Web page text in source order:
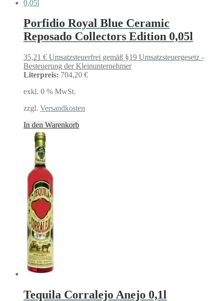
Porfidio Royal Blue Ceramic
Reposado Collectors Edition 0,05l
35,21 € Umsatzsteuerfrei gemäß §19 Umsatzsteuergesetz -
Besteuerung der Kleinunternehmer
Literpreis: 704,20 €
exkl. 0 % MwSt.
zzgl. Versandkosten
In den Warenkorb
Tequila Corralejo Anejo 0,1l